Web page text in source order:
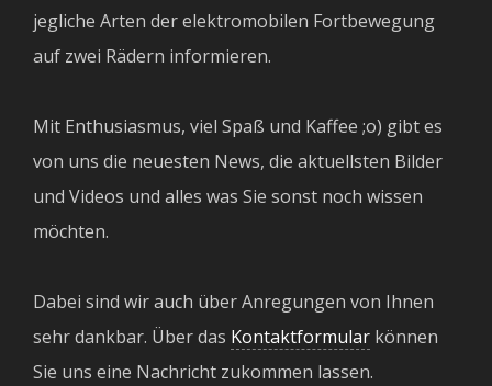
jegliche Arten der elektromobilen Fortbewegung
auf zwei Rädern informieren.
Mit Enthusiasmus, viel Spaß und Kaffee ;o) gibt es
von uns die neuesten News, die aktuellsten Bilder
und Videos und alles was Sie sonst noch wissen
möchten.
Dabei sind wir auch über Anregungen von Ihnen
sehr dankbar. Über das Kontaktformular können
Sie uns eine Nachricht zukommen lassen.